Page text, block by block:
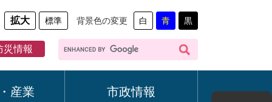
拡大 標準 背景色の変更 白 青 黒
災情報
G
o
産業 市政情報